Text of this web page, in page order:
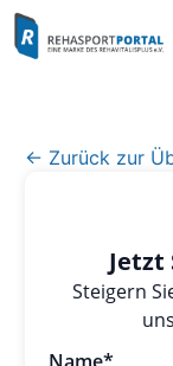
← Zurück zur
Steigern